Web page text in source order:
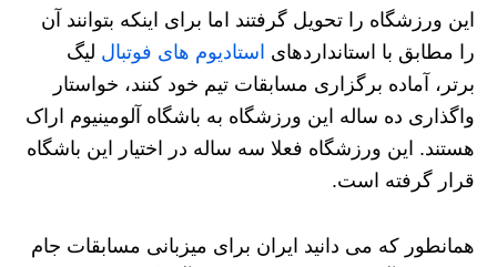
این ورزشگاه را تحویل گرفتند اما برای اینکه بتوانند آن
را مطابق با استانداردهای استادیوم های فوتبال لیگ
برتر، آماده برگزاری مسابقات تیم خود کنند، خواستار
واگذاری ده ساله این ورزشگاه به باشگاه آلومینیوم اراک
هستند. این ورزشگاه فعلا سه ساله در اختیار این باشگاه
قرار گرفته است.
همانطور که می دانید ایران برای میزبانی مسابقات جام